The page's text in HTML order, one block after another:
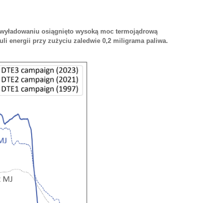
osiągnięto wysoką moc termojądrową
energii przy zużyciu zaledwie 0,2 miligrama paliwa.